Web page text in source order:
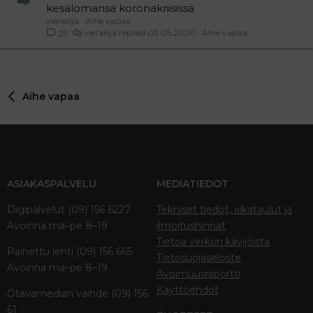
kesälomansa koronakriisissä
vierailija
Aihe vapaa
25
Aihe vapaa
02.05.2020
vierailija
Aihe vapaa
ASIAKASPALVELU
Digipalvelut (09) 156 6227
Avoinna ma–pe 8–19
Painettu lehti (09) 156 665
Avoinna ma–pe 8–19
Otavamedian vaihde (09) 156
61
MEDIATIEDOT
Tekniset tiedot, aikataulut ja
ilmoitushinnat
Tietoa verkon kävijöistä
Tietosuojaseloste
Avoimuusraportti
Käyttöehdot